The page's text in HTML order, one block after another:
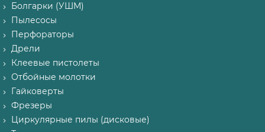
Болгарки (УШМ)
Пылесосы
Перфораторы
Дрели
Клеевые пистолеты
Отбойные молотки
Гайковерты
Фрезеры
Циркулярные пилы (дисковые)